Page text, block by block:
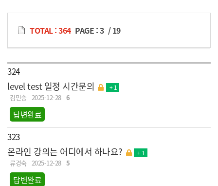
TOTAL : 364 PAGE :3 /19
324
level test 일정 시간문의 + 1
김민승 2025-12-28 6
답변완료
323
온라인 강의는 어디에서 하나요? + 1
류경숙 2025-12-28 5
답변완료